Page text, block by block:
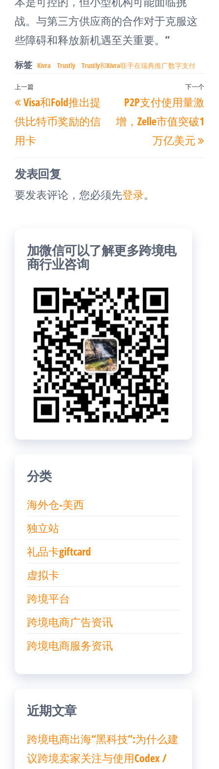
战。与第三方供应商的合作对于克服这
些障碍和释放新机遇至关重要。”
标签 Kivra Trustly Trustly和Kivra联手在瑞典推广数字支付
文
章
导
航
上
一
篇
文
章
上一篇
Visa和Fold推出提
供比特币奖励的信
用卡
下
下一个
P2P支付使用量激
增，Zelle市值突破1
万亿美元
发表回复
要发表评论，您必须先登录。
加微信可以了解更多跨境电
商行业咨询
分类
海外仓-美西
独立站
礼品卡giftcard
虚拟卡
跨境平台
跨境电商广告资讯
跨境电商服务资讯
近期文章
跨境电商出海“黑科技”:为什么建
议跨境卖家关注与使用Codex /